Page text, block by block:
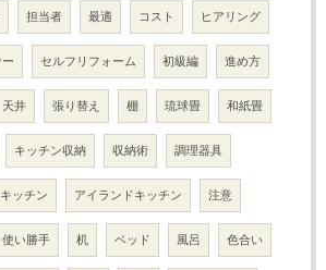
担当者 最適 コスト ヒアリング
セルフリフォーム 初級編 進め方
天井 張り替え 棚 琉球畳 和紙畳
キッチン収納 収納術 調理器具
ッチン アイランドキッチン 注意
使い勝手 机 ベッド 風呂 色合い